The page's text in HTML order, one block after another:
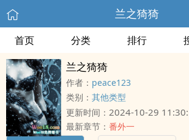
兰之猗猗
首页 分类 排行
兰之猗猗
作者： peace123
类别： 其他类型
更新时间： 2024-10-29
最新章节： 番外一